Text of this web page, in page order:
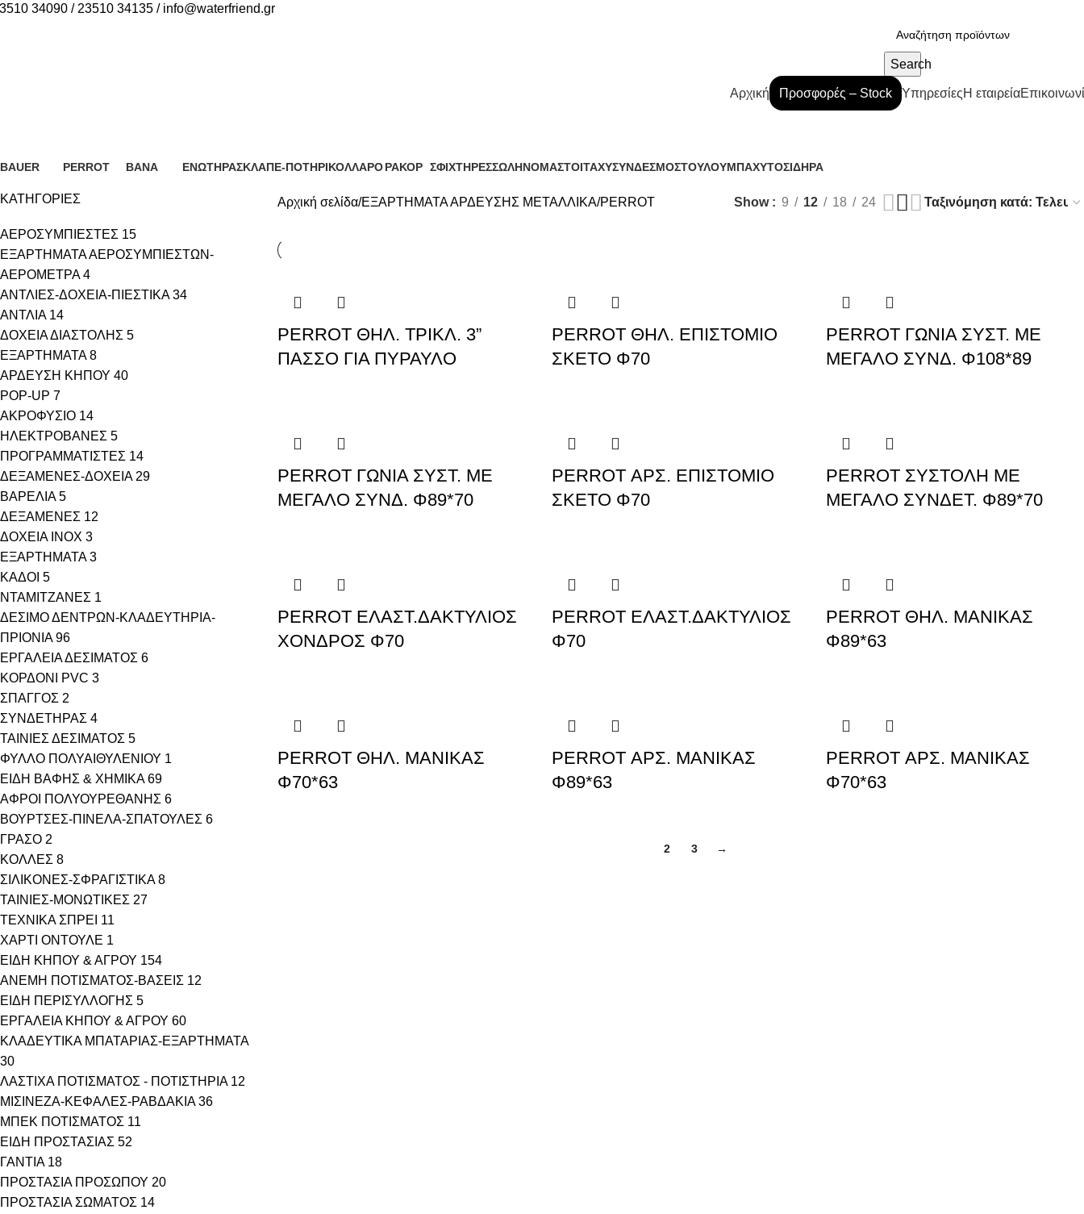
34090 / 23510 34135 / info@waterfriend.gr
Search
Αρχική Προσφορές – Stock ΥπηρεσίεςΗ εταιρεία
BAUER
PERROT
ΒΑΝΑ
ΕΝΩΤΗΡΑΣΚΛΑΠΕ-ΠΟΤΗΡΙΚΟΛΛΑΡΟΡΑΚΟΡ ΣΦΙΧΤΗΡΕΣΣΩΛΗΝΟΜΑΣΤΟΙΤΑΧΥΣΥΝΔΕΣΜΟΣΤΟΥΛΟΥΜΠΑΧΥΤΟΣΙΔΗΡΑ
ΚΑΤΗΓΟΡΙΕΣ
ΑΕΡΟΣΥΜΠΙΕΣΤΕΣ 15
ΕΞΑΡΤΗΜΑΤΑ ΑΕΡΟΣΥΜΠΙΕΣΤΩΝ-
ΑΕΡΟΜΕΤΡΑ 4
ΑΝΤΛΙΕΣ-ΔΟΧΕΙΑ-ΠΙΕΣΤΙΚΑ 34
ΑΝΤΛΙΑ 14
ΔΟΧΕΙΑ ΔΙΑΣΤΟΛΗΣ 5
ΕΞΑΡΤΗΜΑΤΑ 8
ΑΡΔΕΥΣΗ ΚΗΠΟΥ 40
POP-UP 7
ΑΚΡΟΦΥΣΙΟ 14
ΗΛΕΚΤΡΟΒΑΝΕΣ 5
ΠΡΟΓΡΑΜΜΑΤΙΣΤΕΣ 14
ΔΕΞΑΜΕΝΕΣ-ΔΟΧΕΙΑ 29
ΒΑΡΕΛΙΑ 5
ΔΕΞΑΜΕΝΕΣ 12
ΔΟΧΕΙΑ INOX 3
ΕΞΑΡΤΗΜΑΤΑ 3
ΚΑΔΟΙ 5
ΝΤΑΜΙΤΖΑΝΕΣ 1
ΔΕΣΙΜΟ ΔΕΝΤΡΩΝ-ΚΛΑΔΕΥΤΗΡΙΑ-
ΠΡΙΟΝΙΑ 96
ΕΡΓΑΛΕΙΑ ΔΕΣΙΜΑΤΟΣ 6
ΚΟΡΔΟΝΙ PVC 3
ΣΠΑΓΓΟΣ 2
ΣΥΝΔΕΤΗΡΑΣ 4
ΤΑΙΝΙΕΣ ΔΕΣΙΜΑΤΟΣ 5
ΦΥΛΛΟ ΠΟΛΥΑΙΘΥΛΕΝΙΟΥ 1
ΕΙΔΗ ΒΑΦΗΣ & ΧΗΜΙΚΑ 69
ΑΦΡΟΙ ΠΟΛΥΟΥΡΕΘΑΝΗΣ 6
ΒΟΥΡΤΣΕΣ-ΠΙΝΕΛΑ-ΣΠΑΤΟΥΛΕΣ 6
ΓΡΑΣΟ 2
ΚΟΛΛΕΣ 8
ΣΙΛΙΚΟΝΕΣ-ΣΦΡΑΓΙΣΤΙΚΑ 8
ΤΑΙΝΙΕΣ-ΜΟΝΩΤΙΚΕΣ 27
ΤΕΧΝΙΚΑ ΣΠΡΕΙ 11
ΧΑΡΤΙ ΟΝΤΟΥΛΕ 1
ΕΙΔΗ ΚΗΠΟΥ & ΑΓΡΟΥ 154
ΑΝΕΜΗ ΠΟΤΙΣΜΑΤΟΣ-ΒΑΣΕΙΣ 12
ΕΙΔΗ ΠΕΡΙΣΥΛΛΟΓΗΣ 5
ΕΡΓΑΛΕΙΑ ΚΗΠΟΥ & ΑΓΡΟΥ 60
ΚΛΑΔΕΥΤΙΚΑ ΜΠΑΤΑΡΙΑΣ-ΕΞΑΡΤΗΜΑΤΑ
30
ΛΑΣΤΙΧΑ ΠΟΤΙΣΜΑΤΟΣ - ΠΟΤΙΣΤΗΡΙΑ 12
ΜΙΣΙΝΕΖΑ-ΚΕΦΑΛΕΣ-ΡΑΒΔΑΚΙΑ 36
ΜΠΕΚ ΠΟΤΙΣΜΑΤΟΣ 11
ΕΙΔΗ ΠΡΟΣΤΑΣΙΑΣ 52
ΓΑΝΤΙΑ 18
ΠΡΟΣΤΑΣΙΑ ΠΡΟΣΩΠΟΥ 20
ΠΡΟΣΤΑΣΙΑ ΣΩΜΑΤΟΣ 14
Αρχική σελίδα ΕΞΑΡΤΗΜΑΤΑ ΑΡΔΕΥΣΗΣ ΜΕΤΑΛΛΙΚΑ PERROT Show 9 12 18 24
PERROT ΘΗΛ. ΤΡΙΚΛ. 3”
ΠΑΣΣΟ ΓΙΑ ΠΥΡΑΥΛΟ
PERROT ΘΗΛ. ΕΠΙΣΤΟΜΙΟ
ΣΚΕΤΟ Φ70
PERROT ΓΩΝΙΑ ΣΥΣΤ. ΜΕ
ΜΕΓΑΛΟ ΣΥΝΔ. Φ108*89
PERROT ΓΩΝΙΑ ΣΥΣΤ. ΜΕ
ΜΕΓΑΛΟ ΣΥΝΔ. Φ89*70
PERROT ΑΡΣ. ΕΠΙΣΤΟΜΙΟ
ΣΚΕΤΟ Φ70
PERROT ΣΥΣΤΟΛΗ ΜΕ
ΜΕΓΑΛΟ ΣΥΝΔΕΤ. Φ89*70
PERROT ΕΛΑΣΤ.ΔΑΚΤΥΛΙΟΣ
ΧΟΝΔΡΟΣ Φ70
PERROT ΕΛΑΣΤ.ΔΑΚΤΥΛΙΟΣ
Φ70
PERROT ΘΗΛ. ΜΑΝΙΚΑΣ
Φ89*63
PERROT ΘΗΛ. ΜΑΝΙΚΑΣ
Φ70*63
PERROT ΑΡΣ. ΜΑΝΙΚΑΣ
Φ89*63
PERROT ΑΡΣ. ΜΑΝΙΚΑΣ
Φ70*63
2 3 →